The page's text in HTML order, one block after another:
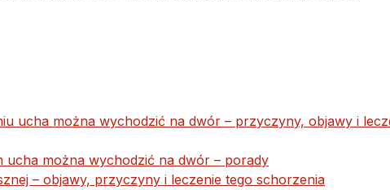
ucha można wychodzić na dwór – przyczyny, objawy i
ucha można wychodzić na dwór – porady
– objawy, przyczyny i leczenie tego schorzenia